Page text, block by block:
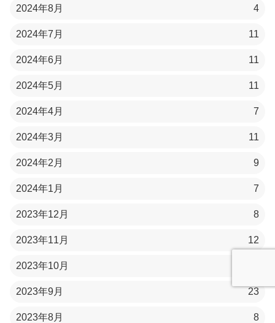
2024年8月 4
2024年7月 11
2024年6月 11
2024年5月 11
2024年4月 7
2024年3月 11
2024年2月 9
2024年1月 7
2023年12月 8
2023年11月 12
2023年10月
2023年9月 23
2023年8月 8